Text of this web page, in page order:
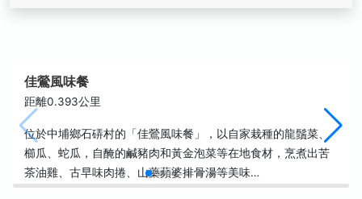
佳鶯風味餐
距離0.393公里
位於中埔鄉石硦村的「佳鶯風味餐」，以自家栽種的龍鬚菜、
櫛瓜、蛇瓜，自醃的鹹豬肉和黃金泡菜等在地食材，烹煮出苦
茶油雞、古早味肉捲、山藥蘋婆排骨湯等美味…